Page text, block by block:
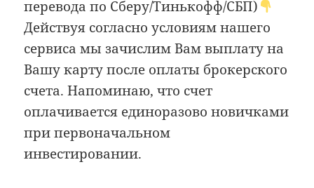
перевода по Сберу/Тинькофф/СБП)
Действуя согласно условиям нашего
сервиса мы зачислим Вам выплату на
Вашу карту после оплаты брокерского
счета. Напоминаю, что счет
оплачивается единоразово новичками
при первоначальном
инвестировании.